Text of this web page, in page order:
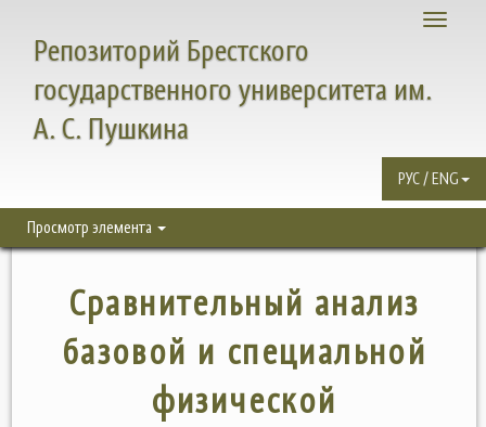
Toggle
Репозиторий Брестского
государственного университета им.
А. С. Пушкина
РУС / ENG
Просмотр элемента
Сравнительный анализ
базовой и специальной
физической